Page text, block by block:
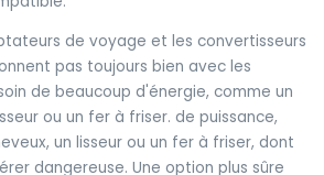
de voyage et les convertisseurs
pas toujours bien avec les
de beaucoup d'énergie, comme un
ou un fer à friser. de puissance,
un lisseur ou un fer à friser, dont
dangereuse. Une option plus sûre